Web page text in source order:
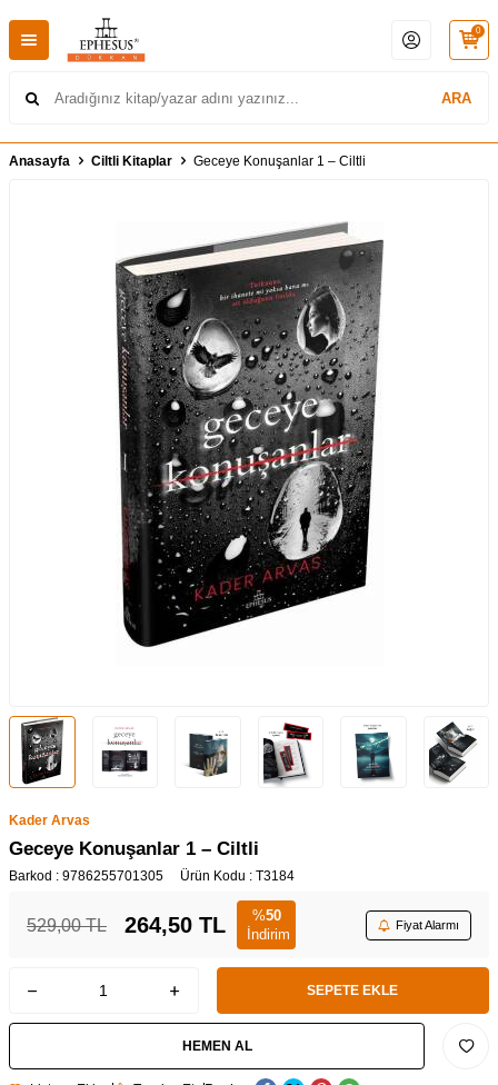
ARA
0
Anasayfa Ciltli Kitaplar Geceye Konuşanlar 1 – Ciltli
Kader Arvas
Geceye Konuşanlar 1 – Ciltli
Barkod : 9786255701305 Ürün Kodu : T3184
529,00TL 264,50 TL %50
İndirim
Fiyat Alarmı
SEPETE EKLE
HEMEN AL